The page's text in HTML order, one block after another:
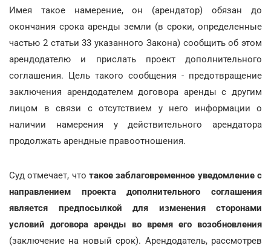
Имея такое намерение, он (арендатор) обязан до
окончания срока аренды земли (в сроки, определенные
частью 2 статьи 33 указанного Закона) сообщить об этом
арендодателю и прислать проект дополнительного
соглашения. Цель такого сообщения - предотвращение
заключения арендодателем договора аренды с другим
лицом в связи с отсутствием у него информации о
наличии намерения у действительного арендатора
продолжать арендные правоотношения.
Суд отмечает, что такое заблаговременное уведомление с
направлением проекта дополнительного соглашения
является предпосылкой для изменения сторонами
условий договора аренды во время его возобновления
(заключение на новый срок). Арендодатель, рассмотрев